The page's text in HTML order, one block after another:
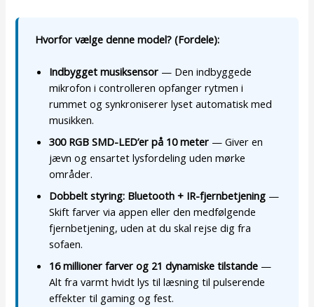
Hvorfor vælge denne model? (Fordele):
Indbygget musiksensor — Den indbyggede
mikrofon i controlleren opfanger rytmen i
rummet og synkroniserer lyset automatisk med
musikken.
300 RGB SMD-LED’er på 10 meter — Giver en
jævn og ensartet lysfordeling uden mørke
områder.
Dobbelt styring: Bluetooth + IR-fjernbetjening —
Skift farver via appen eller den medfølgende
fjernbetjening, uden at du skal rejse dig fra
sofaen.
16 millioner farver og 21 dynamiske tilstande —
Alt fra varmt hvidt lys til læsning til pulserende
effekter til gaming og fest.